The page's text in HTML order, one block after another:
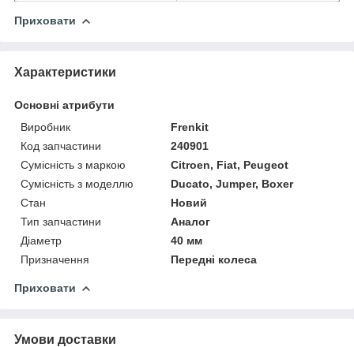
Приховати
Характеристики
Основні атрибути
Виробник
Frenkit
Код запчастини
240901
Сумісність з маркою
Citroen, Fiat, Peugeot
Сумісність з моделлю
Ducato, Jumper, Boxer
Стан
Новий
Тип запчастини
Аналог
Діаметр
40 мм
Призначення
Передні колеса
Приховати
Умови доставки